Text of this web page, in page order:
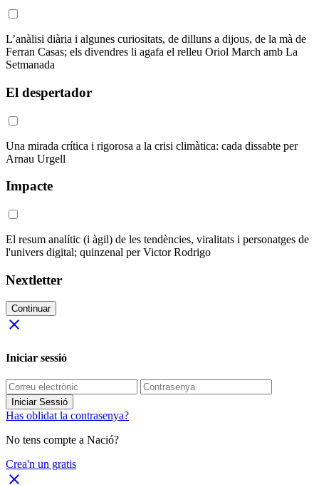
L’anàlisi diària i algunes curiositats, de dilluns a dijous, de la mà de
Ferran Casas; els divendres li agafa el relleu Oriol March amb La
Setmanada
El despertador
Una mirada crítica i rigorosa a la crisi climàtica: cada dissabte per
Arnau Urgell
Impacte
El resum analític (i àgil) de les tendències, viralitats i personatges de
l'univers digital; quinzenal per Victor Rodrigo
Nextletter
Continuar
close
Iniciar sessió
Iniciar Sessió
Has oblidat la contrasenya?
No tens compte a Nació?
Crea'n un gratis
close